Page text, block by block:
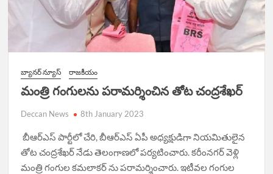
బ్యానర్ న్యూస్ రాజకీయం
మంత్రి గంగులను పరామర్శించిన తోట చంద్రశేఖర్
Deccan News 8th January 2023
బీఆర్ఎస్ పార్టీలో చేరి, బీఆర్ఎస్ ఏపీ అధ్యక్షుడిగా నియమితులైన
తోట చంద్రశేఖర్ నేడు తెలంగాణలో పర్యటించారు. కరీంనగర్ వెళ్లి
మంత్రి గంగుల కమలాకర్ ను పరామర్శించారు. ఇటీవల గంగుల